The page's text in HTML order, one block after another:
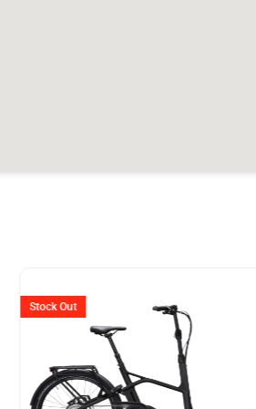
Stock Out